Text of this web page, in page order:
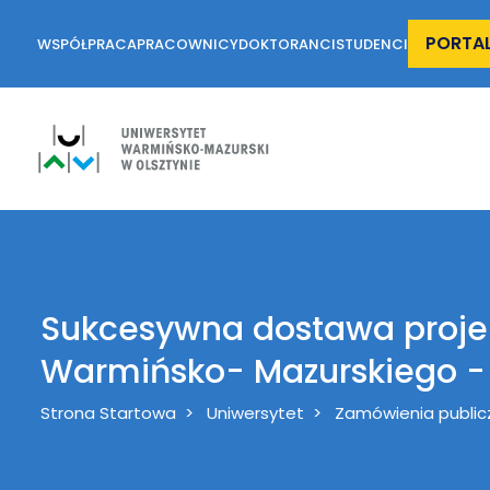
WSPÓŁPRACAPRACOWNICYDOKTORANCISTUDENCI
Sukcesywna dostawa
Warmińsko- Mazurskiego
Breadcrumb
Strona Startowa Uniwersytet Zamówienia